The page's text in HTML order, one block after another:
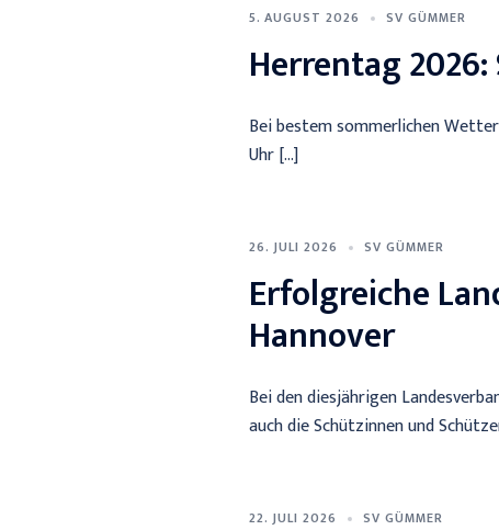
5. AUGUST 2026 SV GÜMMER
Herrentag
Bei bestem sommerlichen
Uhr […]
26. JULI 2026 SV GÜMMER
Erfolgreiche
Hannover
Bei den diesjährigen
auch die Schützinnen und
22. JULI 2026 SV GÜMMER